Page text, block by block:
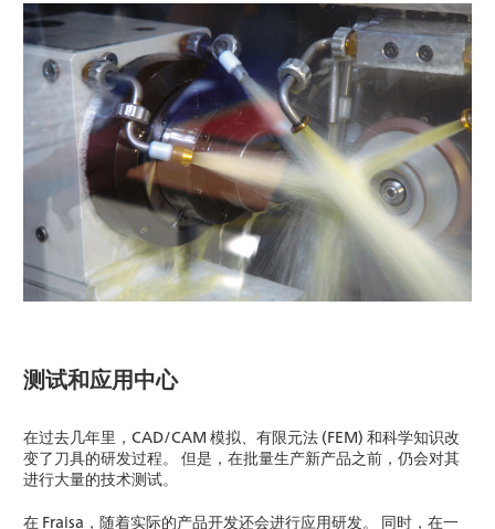
测试和应用中心
在过去几年里，CAD/CAM 模拟、有限元法 (FEM) 和科学知识改
变了刀具的研发过程。 但是，在批量生产新产品之前，仍会对其
进行大量的技术测试。
在 Fraisa，随着实际的产品开发还会进行应用研发。 同时，在一